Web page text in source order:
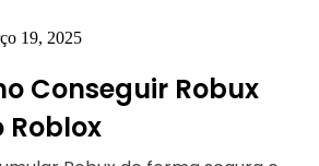
19, 2025
Conseguir Robux
Roblox